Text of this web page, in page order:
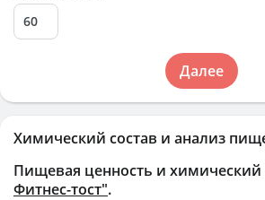
Химический состав и анализ
Пищевая ценность и химический
Фитнес-тост".
Далее